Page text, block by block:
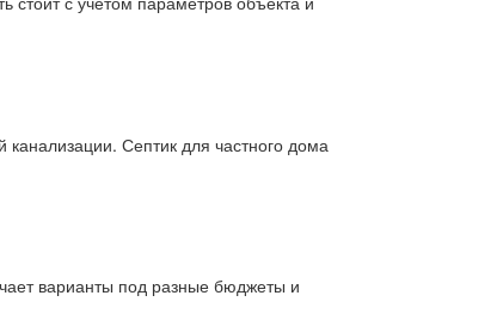
канализации. Септик для частного дома
варианты под разные бюджеты и